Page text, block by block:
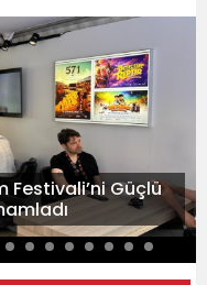
Festivali’ni Güçlü